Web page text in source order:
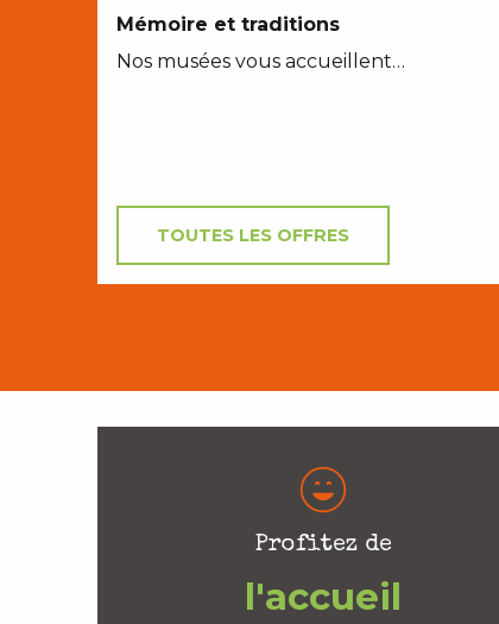
Mémoire et traditions
Nos musées vous accueillent…
TOUTES LES OFFRES
Profitez de
l'accueil